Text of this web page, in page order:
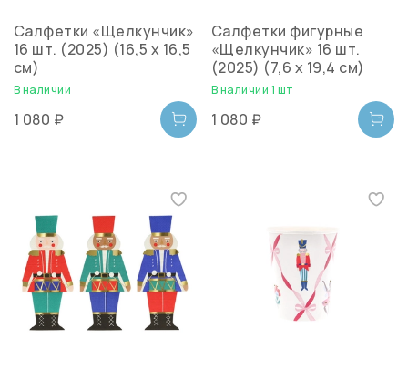
Салфетки «Щелкунчик»
16 шт. (2025) (16,5 х 16,5
см)
В наличии
1 080 ₽
Салфетки фигурные
«Щелкунчик» 16 шт.
(2025) (7,6 х 19,4 см)
В наличии 1 шт
1 080 ₽